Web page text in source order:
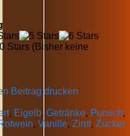
(Bisher keine
Beitrag drucken
, Eigelb, Getränke, Punsch,
, Vanille, Zimt, Zucker